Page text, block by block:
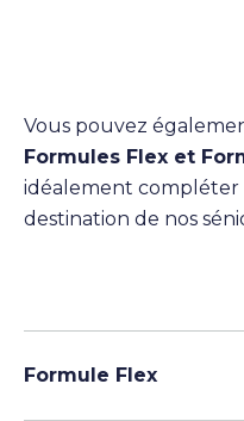
Vous pouvez
Formules Flex et
idéalement compléter
destination de nos
Formule Flex